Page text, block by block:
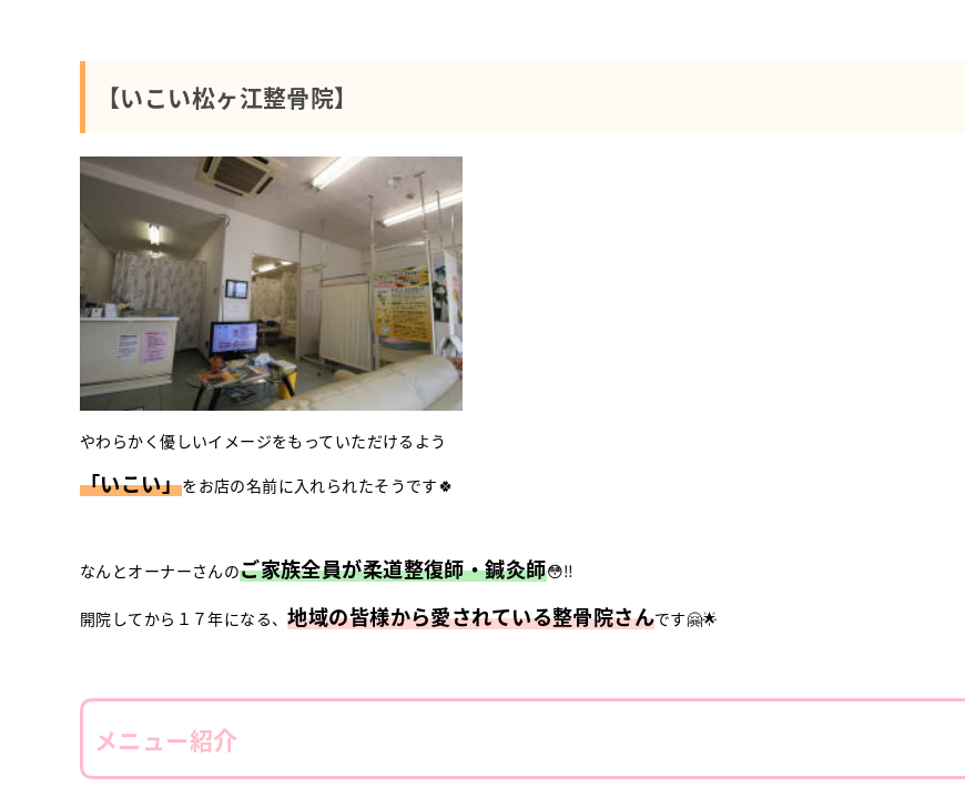
【いこい松ヶ江整骨院】
やわらかく優しいイメージをもっていただけるよう
「いこい」をお店の名前に入れられたそうです🍀
なんとオーナーさんのご家族全員が柔道整復師・鍼灸師😳‼
開院してから１７年になる、地域の皆様から愛されている整骨院さんです🤗🌟
メニュー紹介